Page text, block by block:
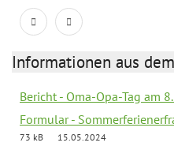
Informationen aus
Bericht - Oma-Opa-Tag am
Formular -
73 kB
15.05.2024